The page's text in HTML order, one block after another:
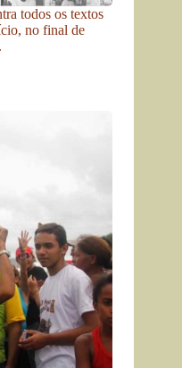
todos os textos
no final de